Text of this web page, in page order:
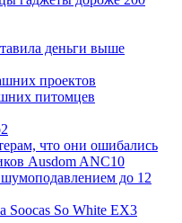
деньги выше
проектов
питомцев
что они ошибались
Ausdom ANC10
до 12
Soocas So White EX3